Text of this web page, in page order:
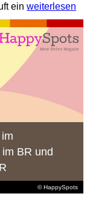
einweiterlesen
© HappySpots
BR und